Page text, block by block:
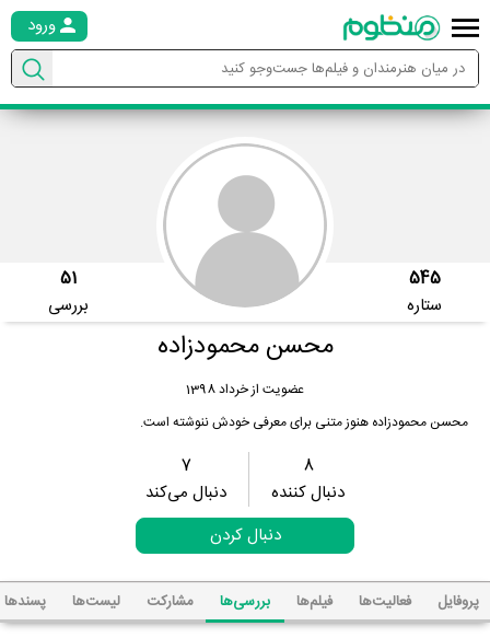
ورود
545
ستاره
51
بررسی
محسن محمودزاده
عضویت از خرداد 1398
محسن محمودزاده هنوز متنی برای معرفی خودش ننوشته است.
8
دنبال کننده
7
دنبال می‌کند
دنبال کردن
پروفایل فعالیت‌ها فیلم‌ها بررسی‌ها مشارکت لیست‌ها پسند‌ها